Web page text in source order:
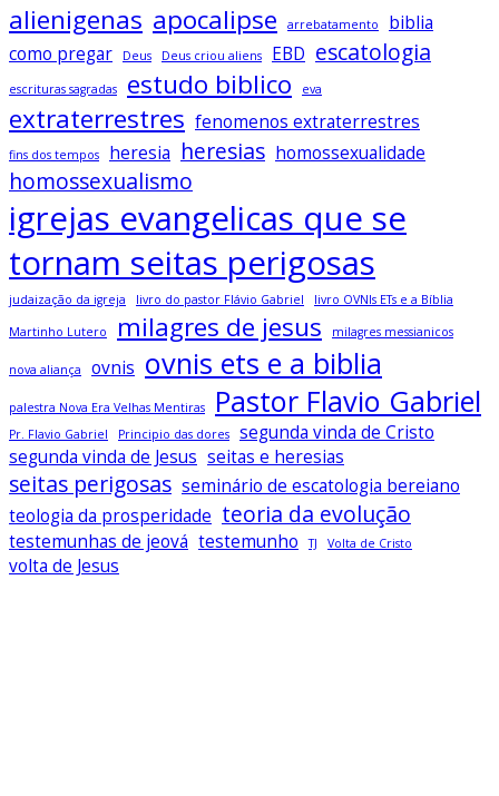
alienigenas apocalipse arrebatamento
biblia
como pregar
Deus Deus criou aliens EBD escatologia
escrituras sagradas estudo biblico eva
extraterrestres fenomenos extraterrestres
fins dos tempos heresia heresias homossexualidade
homossexualismo
igrejas evangelicas que se
tornam seitas perigosas
judaização da igreja livro do pastor Flávio Gabriel livro OVNIs ETs e a Bíblia
Martinho Lutero milagres de jesus milagres messianicos
nova aliança ovnis ovnis ets e a biblia
palestra Nova Era Velhas Mentiras Pastor Flavio Gabriel
Pr. Flavio Gabriel Principio das dores
segunda vinda de Cristo
segunda vinda de Jesus seitas e heresias
seitas perigosas seminário de escatologia bereiano
teologia da prosperidade teoria da evolução
testemunhas de jeová testemunho TJ Volta de Cristo
volta de Jesus